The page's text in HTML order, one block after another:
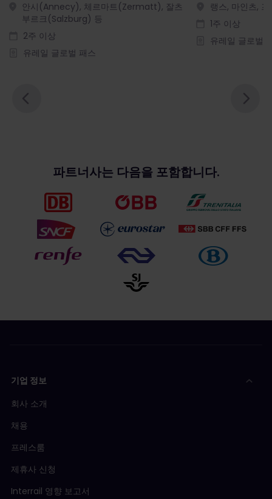
안시(Annecy), 체르마트(Zermatt), 잘츠
부르크(Salzburg) 등
2주 이상
유레일 글로벌 패스
랭스, 마인츠,
1주 이상
유레일 글로벌
파트너사는 다음을 포함합니다.
기업 정보
회사 소개
채용
프레스룸
제휴사 신청
Interrail 영향 보고서